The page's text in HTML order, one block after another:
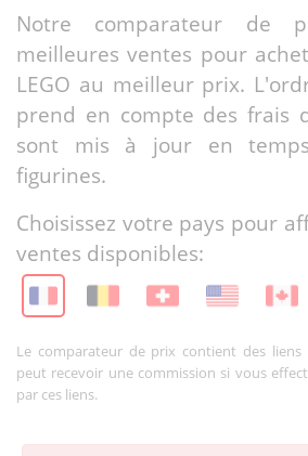
Notre comparateur de
meilleures ventes pour
LEGO au meilleur prix.
prend en compte des frais
sont mis à jour en
figurines.
Choisissez votre pays pour
ventes disponibles:
Le comparateur de prix contient des liens
peut recevoir une commission si vous
par ces liens.